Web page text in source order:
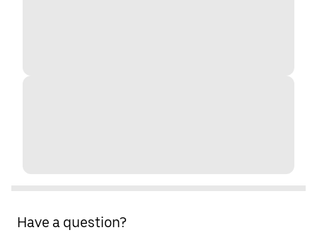
Have a question?